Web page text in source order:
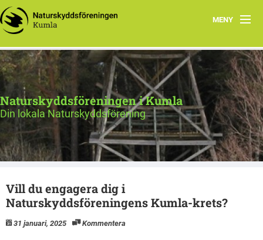
MENY
Hem
Program
Smultronställen
Styrelsen
Naturskyddsföreningen i Kumla
Din lokala Naturskyddsförening
Vill du engagera dig i
Naturskyddsföreningens Kumla-krets?
31 januari, 2025 Kommentera